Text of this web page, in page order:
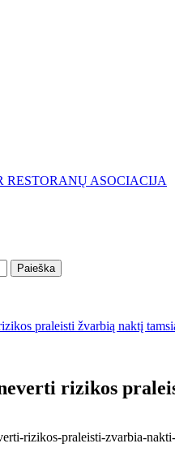
ASOCIACIJA
praleisti žvarbią naktį
rizikos